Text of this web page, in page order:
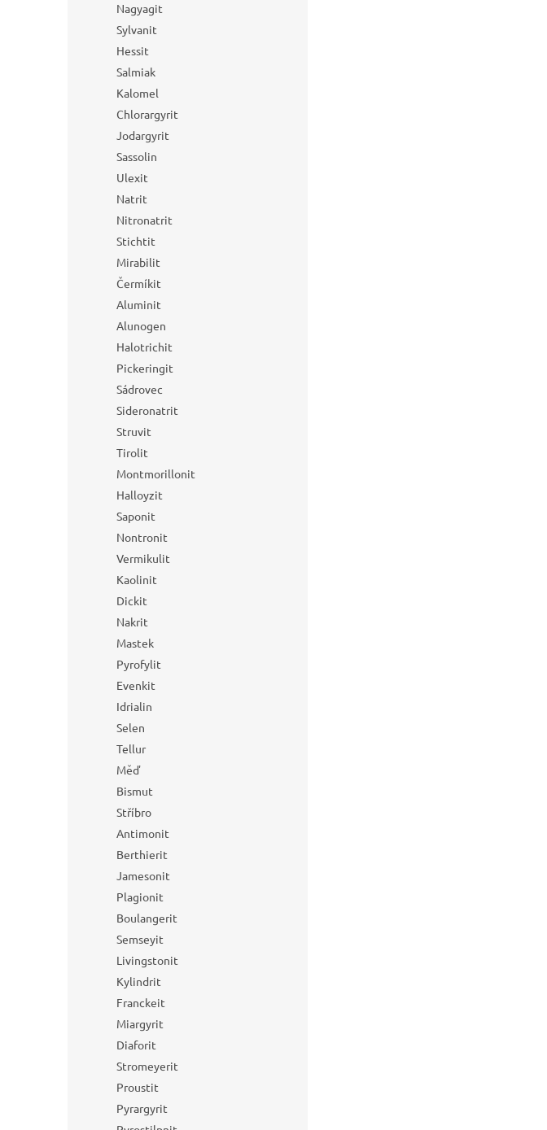
Nagyagit
Sylvanit
Hessit
Salmiak
Kalomel
Chlorargyrit
Jodargyrit
Sassolin
Ulexit
Natrit
Nitronatrit
Stichtit
Mirabilit
Čermíkit
Aluminit
Alunogen
Halotrichit
Pickeringit
Sádrovec
Sideronatrit
Struvit
Tirolit
Montmorillonit
Halloyzit
Saponit
Nontronit
Vermikulit
Kaolinit
Dickit
Nakrit
Mastek
Pyrofylit
Evenkit
Idrialin
Selen
Tellur
Měď
Bismut
Stříbro
Antimonit
Berthierit
Jamesonit
Plagionit
Boulangerit
Semseyit
Livingstonit
Kylindrit
Franckeit
Miargyrit
Diaforit
Stromeyerit
Proustit
Pyrargyrit